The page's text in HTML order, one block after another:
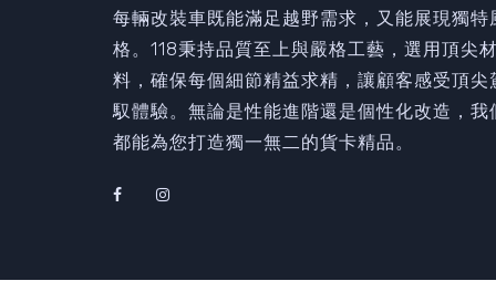
每輛改裝車既能滿足越野需求，又能展現獨特
格。118秉持品質至上與嚴格工藝，選用頂尖
料，確保每個細節精益求精，讓顧客感受頂尖
馭體驗。無論是性能進階還是個性化改造，我
都能為您打造獨一無二的貨卡精品。